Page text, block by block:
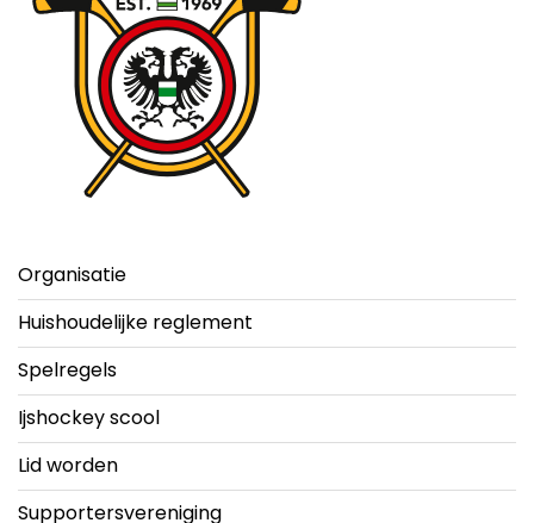
Organisatie
Huishoudelijke reglement
Spelregels
Ijshockey scool
Lid worden
Supportersvereniging